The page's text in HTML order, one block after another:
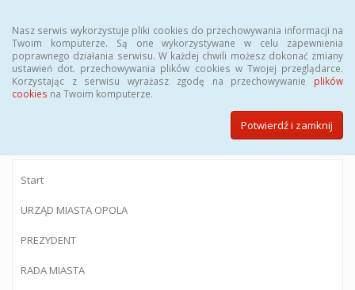
Nasz serwis wykorzystuje pliki cookies do przechowywania informacji na
Twoim komputerze. Są one wykorzystywane w celu zapewnienia
poprawnego działania serwisu. W każdej chwili możesz dokonać zmiany
ustawień dot. przechowywania plików cookies w Twojej przeglądarce.
Korzystając z serwisu wyrażasz zgodę na przechowywanie plików
cookies na Twoim komputerze.
Potwierdź i zamknij
BIULETYN INFORMACJI PUBLICZNEJ
Urzędu Miasta Opola
Start
URZĄD MIASTA OPOLA
PREZYDENT
RADA MIASTA